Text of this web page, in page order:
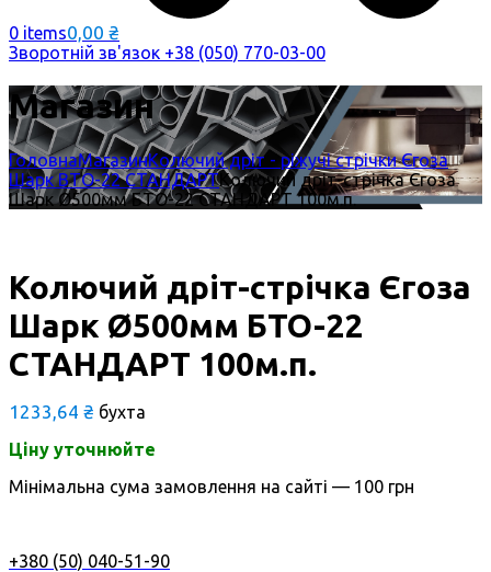
0 items0,00 ₴
Зворотній зв'язок +38 (050) 770-03-00
Магазин
ГоловнаМагазинКолючий дріт - ріжучі стрічки Єгоза
Шарк BTO-22 СТАНДАРТКолючий дріт-стрічка Єгоза
Шарк Ø500мм БTO-22 СТАНДАРТ 100м.п.
Колючий дріт-стрічка Єгоза
Шарк Ø500мм БTO-22
СТАНДАРТ 100м.п.
1233,64 ₴ бухта
Ціну уточнюйте
Мінімальна сума замовлення на сайті — 100 грн
+380 (50) 040-51-90